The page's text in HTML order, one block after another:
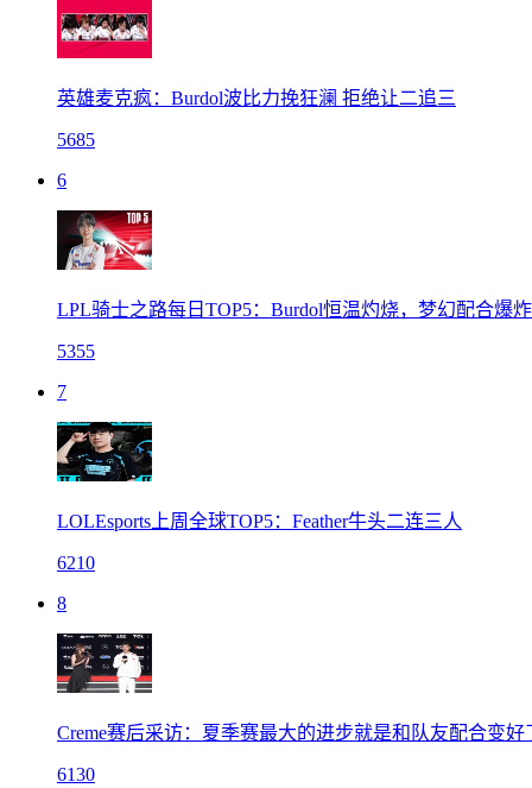
英雄麦克疯：Burdol波比力挽狂澜 拒绝让二追三
5685
6
LPL骑士之路每日TOP5：Burdol恒温灼烧，梦幻配合爆
5355
7
LOLEsports上周全球TOP5：Feather牛头二连三人
6210
8
Creme赛后采访：夏季赛最大的进步就是和队友配合变好
6130